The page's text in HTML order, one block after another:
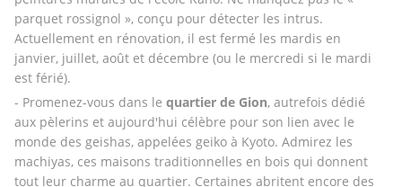
parquet rossignol », conçu pour détecter les intrus.
Actuellement en rénovation, il est fermé les mardis en
janvier, juillet, août et décembre (ou le mercredi si le mardi
est férié).
- Promenez-vous dans le quartier de Gion, autrefois dédié
aux pèlerins et aujourd'hui célèbre pour son lien avec le
monde des geishas, appelées geiko à Kyoto. Admirez les
machiyas, ces maisons traditionnelles en bois qui donnent
tout leur charme au quartier. Certaines abritent encore des